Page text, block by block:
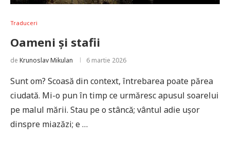
Traduceri
Oameni și stafii
de Krunoslav Mikulan 6 martie 2026
Sunt om? Scoasă din context, întrebarea poate părea
ciudată. Mi-o pun în timp ce urmăresc apusul soarelui
pe malul mării. Stau pe o stâncă; vântul adie ușor
dinspre miazăzi; e …